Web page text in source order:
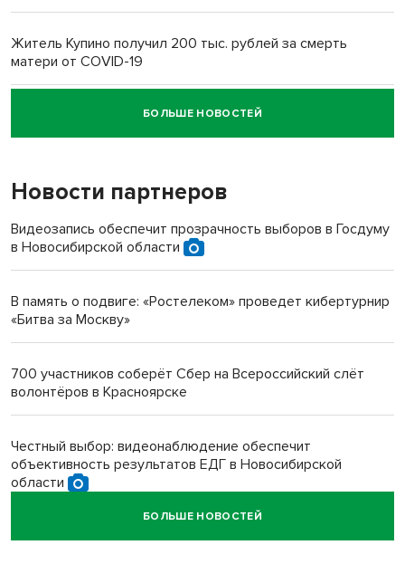
Житель Купино получил 200 тыс. рублей за смерть
матери от COVID-19
Новосибирский суд наказал водителя за смерть
пенсионерки на вокзале
«Мы живём на пастбище!»: в новосибирском селе лошади
терроризируют жителей
Инвалид получил условный срок за избиение врачей
БОЛЬШЕ НОВОСТЕЙ
Новости партнеров
Видеозапись обеспечит прозрачность выборов в Госдуму
в Новосибирской области
В память о подвиге: «Ростелеком» проведет кибертурнир
«Битва за Москву»
700 участников соберёт Сбер на Всероссийский слёт
волонтёров в Красноярске
Честный выбор: видеонаблюдение обеспечит
объективность результатов ЕДГ в Новосибирской
области
Кибертанки пошли в бой: «Ростелеком» объявляет
БОЛЬШЕ НОВОСТЕЙ